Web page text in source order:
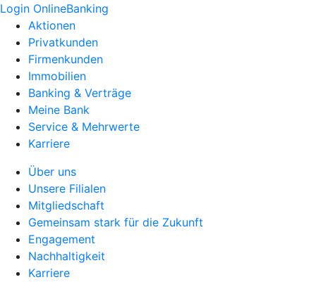
Login OnlineBanking
Aktionen
Privatkunden
Firmenkunden
Immobilien
Banking & Verträge
Meine Bank
Service & Mehrwerte
Karriere
Über uns
Unsere Filialen
Mitgliedschaft
Gemeinsam stark für die Zukunft
Engagement
Nachhaltigkeit
Karriere